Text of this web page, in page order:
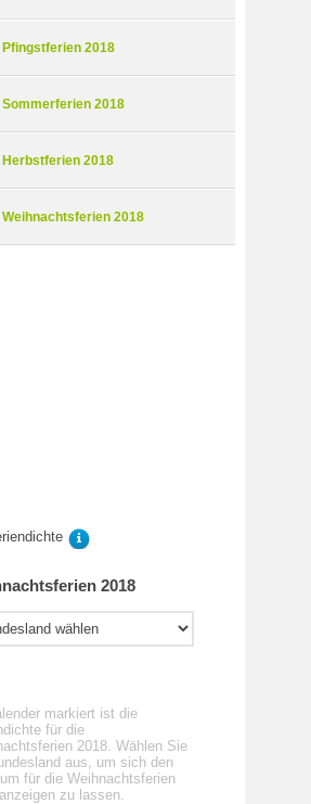
Pfingstferien 2018
Sommerferien 2018
Herbstferien 2018
Weihnachtsferien 2018
2018
markiert ist die
für die
2018. Wählen Sie
aus, um sich den
für die Weihnachtsferien
zu lassen.